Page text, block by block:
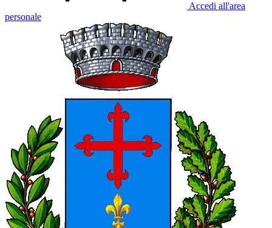
Accedi all'area
personale